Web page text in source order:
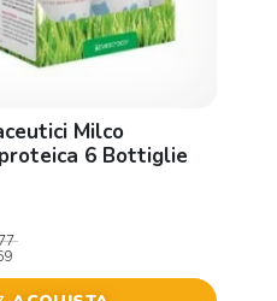
Milco
6 Bottiglie